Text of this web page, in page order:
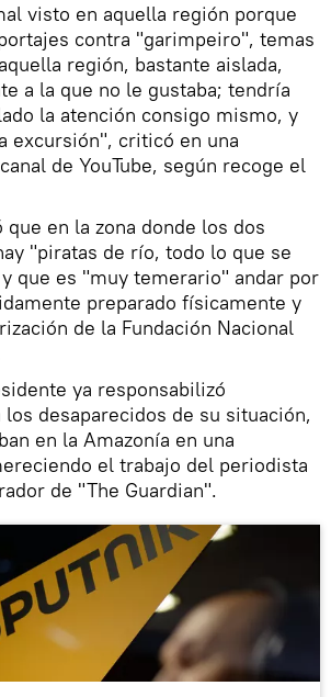
visto en aquella región porque
contra "garimpeiro", temas
región, bastante aislada,
a la que no le gustaba; tendría
la atención consigo mismo, y
excursión", criticó en una
de YouTube, según recoge el
que en la zona donde los dos
"piratas de río, todo lo que se
que es "muy temerario" andar por
preparado físicamente y
de la Fundación Nacional
ya responsabilizó
desaparecidos de su situación,
en la Amazonía en una
el trabajo del periodista
de "The Guardian".